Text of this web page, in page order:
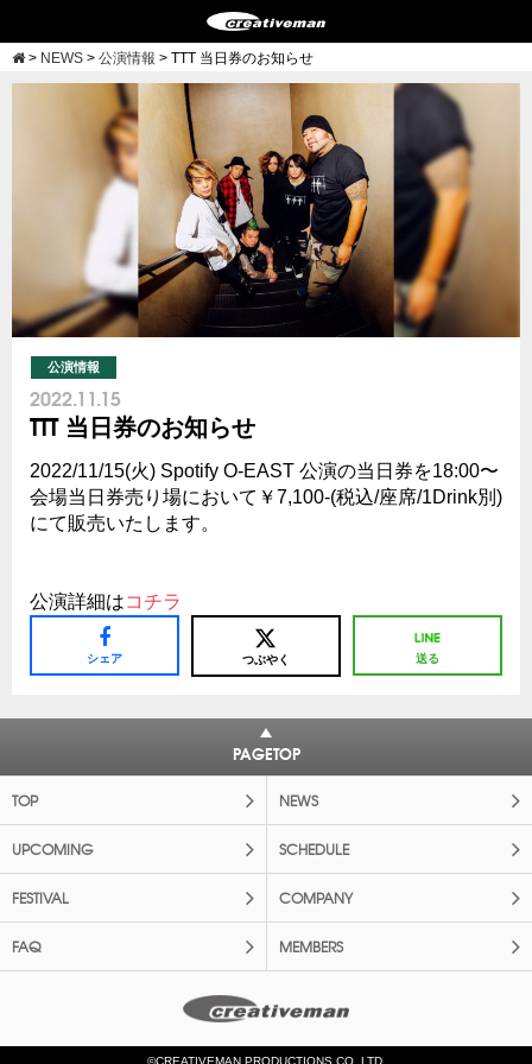
> NEWS > 公演情報 > TTT 当日券のお知らせ
公演情報
2022.11.15
TTT 当日券のお知らせ
2022/11/15(火) Spotify O-EAST 公演の当日券を18:00〜
会場当日券売り場において￥7,100-(税込/座席/1Drink別)
にて販売いたします。
公演詳細はコチラ
シェア つぶやく 送る
PAGETOP
TOP NEWS
UPCOMING SCHEDULE
FESTIVAL COMPANY
FAQ MEMBERS